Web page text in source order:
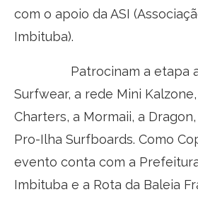
com o apoio da ASI
Imbituba).
Patrocinam a etapa a
Surfwear, a rede Mini
Charters, a Mormaii, a
Pro-Ilha Surfboards. Como
evento conta com a
Imbituba e a Rota da Baleia